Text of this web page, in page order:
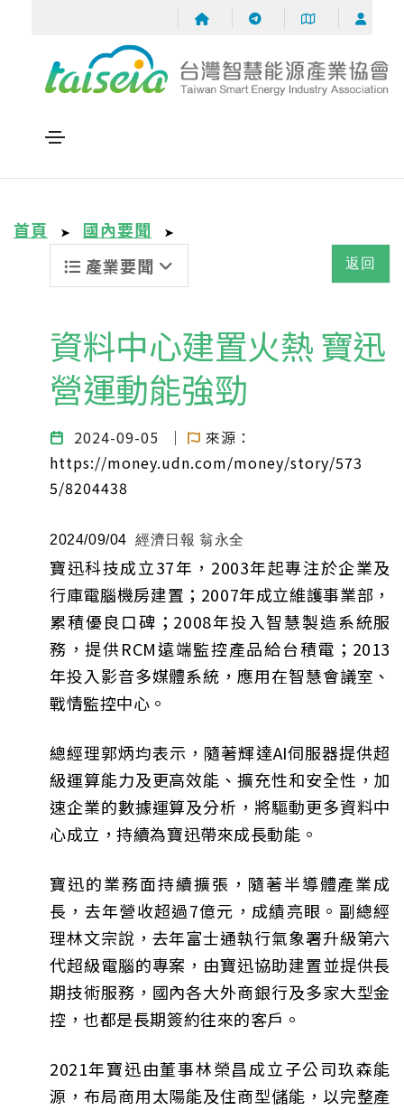
首頁 ➤ 國內要聞 ➤
產業要聞 返回
資料中心建置火熱 寶迅
營運動能強勁
2024-09-05 ｜
來源：
https://money.udn.com/money/story/573
5/8204438
2024/09/04經濟日報 翁永全
寶迅科技成立37年，2003年起專注於企業及
行庫電腦機房建置；2007年成立維護事業部，
累積優良口碑；2008年投入智慧製造系統服
務，提供RCM遠端監控產品給台積電；2013
年投入影音多媒體系統，應用在智慧會議室、
戰情監控中心。
總經理郭炳均表示，隨著輝達AI伺服器提供超
級運算能力及更高效能、擴充性和安全性，加
速企業的數據運算及分析，將驅動更多資料中
心成立，持續為寶迅帶來成長動能。
寶迅的業務面持續擴張，隨著半導體產業成
長，去年營收超過7億元，成績亮眼。副總經
理林文宗說，去年富士通執行氣象署升級第六
代超級電腦的專案，由寶迅協助建置並提供長
期技術服務，國內各大外商銀行及多家大型金
控，也都是長期簽約往來的客戶。
2021年寶迅由董事林榮昌成立子公司玖森能
源，布局商用太陽能及住商型儲能，以完整產